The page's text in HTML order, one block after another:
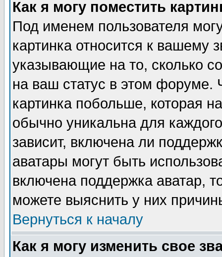
Как я могу поместить
Под именем пользователя
картинка относится к вашему
указывающие на то, сколько
на ваш статус в этом форуме.
картинка побольше, которая
обычно уникальна для
зависит, включена ли
аватары могут быть
включена поддержка аватар,
можете выяснить у них
Вернуться к началу
Как я могу изменить свое